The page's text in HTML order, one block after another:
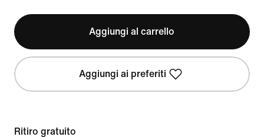
Aggiungi al carrello
Aggiungi ai preferiti
Ritiro gratuito